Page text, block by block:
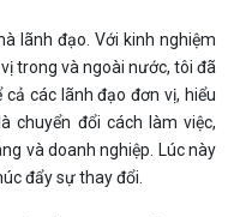
lãnh đạo. Với kinh nghiệm
trong và ngoài nước, tôi đã
các lãnh đạo đơn vị, hiểu
chuyển đổi cách làm việc,
và doanh nghiệp. Lúc này
đẩy sự thay đổi.